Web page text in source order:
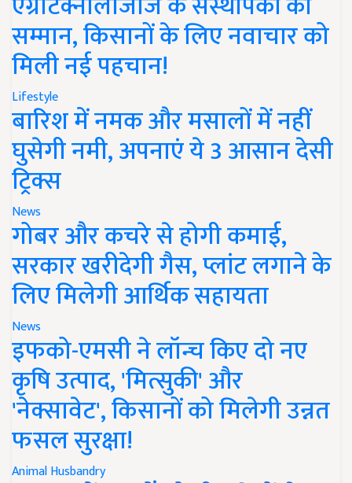
सम्मान, किसानों के लिए नवाचार को
मिली नई पहचान!
Lifestyle
बारिश में नमक और मसालों में नहीं
घुसेगी नमी, अपनाएं ये 3 आसान देसी
ट्रिक्स
News
गोबर और कचरे से होगी कमाई,
सरकार खरीदेगी गैस, प्लांट लगाने के
लिए मिलेगी आर्थिक सहायता
News
इफको-एमसी ने लॉन्च किए दो नए
कृषि उत्पाद, 'मित्सुकी' और
'नेक्सावेट', किसानों को मिलेगी उन्नत
फसल सुरक्षा!
Animal Husbandry